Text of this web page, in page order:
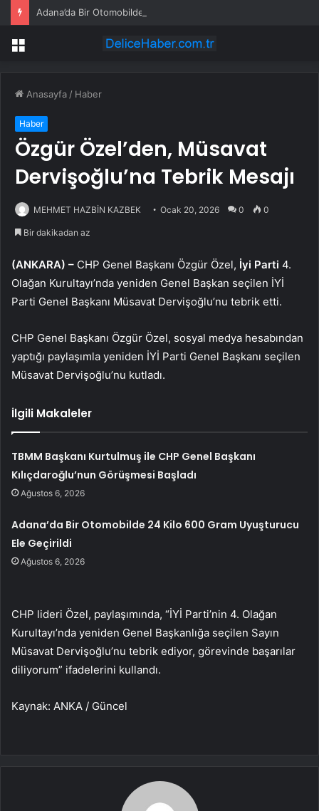
Menü
Anasayfa / Haber
Haber
Özgür Özel’den, Müsavat
Dervişoğlu’na Tebrik Mesajı
MEHMET HAZBİN KAZBEK Ocak 20, 2026 0 0
Bir dakikadan az
(ANKARA) – CHP Genel Başkanı Özgür Özel, İyi Parti 4.
Olağan Kurultayı’nda yeniden Genel Başkan seçilen İYİ
Parti Genel Başkanı Müsavat Dervişoğlu’nu tebrik etti.
CHP Genel Başkanı Özgür Özel, sosyal medya hesabından
yaptığı paylaşımla yeniden İYİ Parti Genel Başkanı seçilen
Müsavat Dervişoğlu’nu kutladı.
İlgili Makaleler
TBMM Başkanı Kurtulmuş ile CHP Genel Başkanı
Kılıçdaroğlu’nun Görüşmesi Başladı
Ağustos 6, 2026
Adana’da Bir Otomobilde 24 Kilo 600 Gram Uyuşturucu
Ele Geçirildi
Ağustos 6, 2026
CHP lideri Özel, paylaşımında, “İYİ Parti’nin 4. Olağan
Kurultayı’nda yeniden Genel Başkanlığa seçilen Sayın
Müsavat Dervişoğlu’nu tebrik ediyor, görevinde başarılar
diliyorum” ifadelerini kullandı.
Kaynak: ANKA / Güncel